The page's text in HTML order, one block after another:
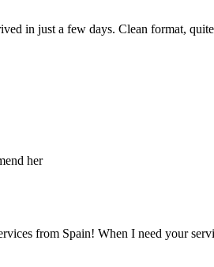
in just a few days. Clean format,
her
from Spain! When I need your